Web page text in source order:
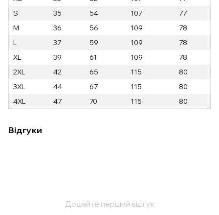
S
35 54 107
77
M
36 56 109
78
L
37 59 109
78
XL
39 61 109
78
2XL
42 65 115
80
3XL
44 67 115
80
4XL
47 70 115 80
Відгуки
Додайте перший відгук